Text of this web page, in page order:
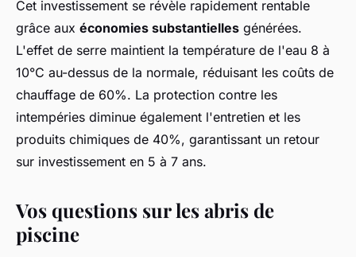
Cet investissement se révèle rapidement rentable
grâce aux économies substantielles générées.
L'effet de serre maintient la température de l'eau 8 à
10°C au-dessus de la normale, réduisant les coûts de
chauffage de 60%. La protection contre les
intempéries diminue également l'entretien et les
produits chimiques de 40%, garantissant un retour
sur investissement en 5 à 7 ans.
Vos questions sur les abris de
piscine